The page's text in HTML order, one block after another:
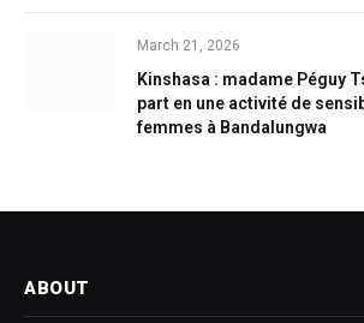
March 21, 2026
Kinshasa : madame Péguy
part en une activité de
femmes à Bandalungwa
ABOUT